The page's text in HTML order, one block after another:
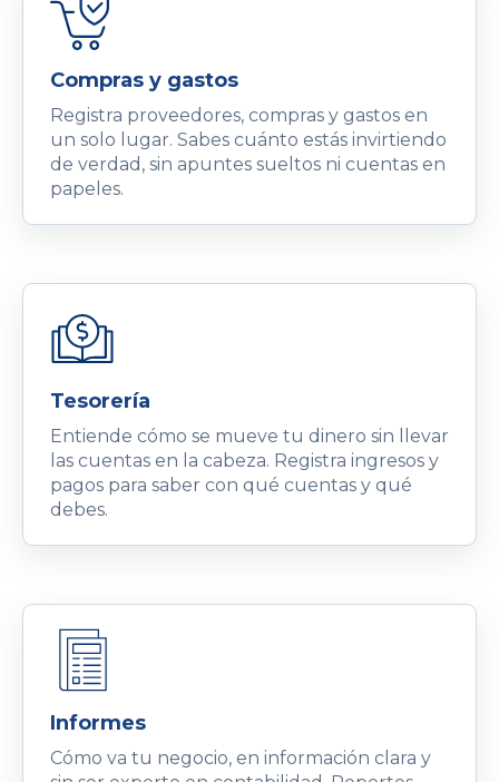
Compras y gastos
Registra proveedores, compras y gastos en
un solo lugar. Sabes cuánto estás invirtiendo
de verdad, sin apuntes sueltos ni cuentas en
papeles.
Tesorería
Entiende cómo se mueve tu dinero sin llevar
las cuentas en la cabeza. Registra ingresos y
pagos para saber con qué cuentas y qué
debes.
Informes
Cómo va tu negocio, en información clara y